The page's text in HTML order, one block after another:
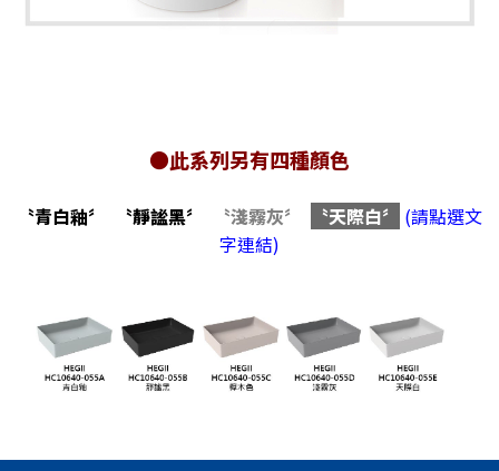
●此系列另有四種顏色
〝青白釉〞 〝靜謐黑〞 〝淺霧灰〞 〝天際白〞
(請點選文
字連結)